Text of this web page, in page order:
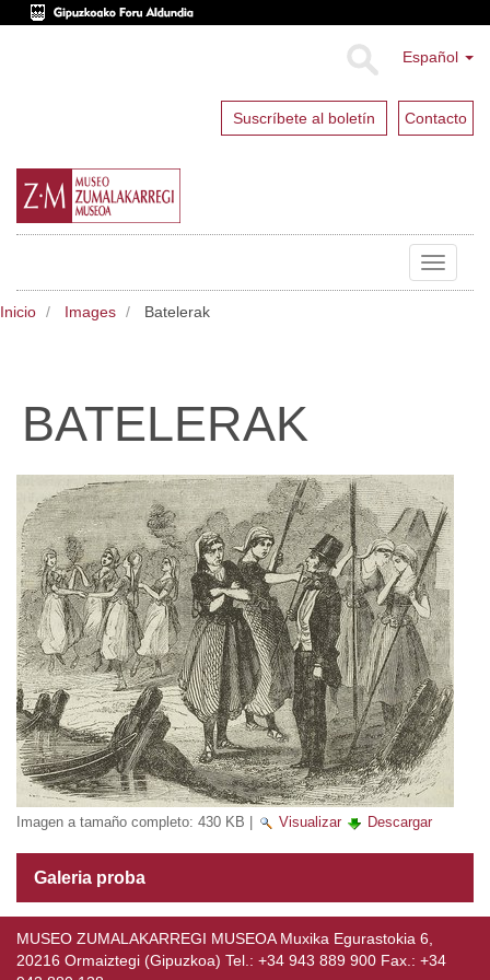
Español
Suscríbete al boletín Contacto
Toggle
Inicio Images Batelerak
BATELERAK
Imagen a tamaño completo: 430 KB Visualizar Descargar
Galeria proba
MUSEO ZUMALAKARREGI MUSEOA Muxika Egurastokia 6,
20216 Ormaiztegi (Gipuzkoa) Tel.: +34 943 889 900 Fax.: +34